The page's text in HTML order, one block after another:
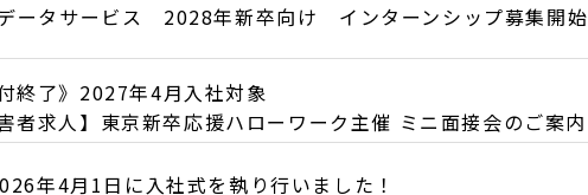
ータサービス 2028年新卒向け インターンシップ募集開始
終了》2027年4月入社対象
害者求人】東京新卒応援ハローワーク主催 ミニ面接会のご案内
年4月1日に入社式を執り行いました！